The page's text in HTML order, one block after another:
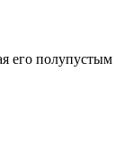
его полупустым